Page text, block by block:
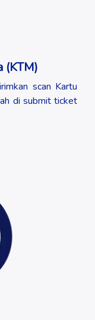
(KTM)
scan Kartu
di submit ticket